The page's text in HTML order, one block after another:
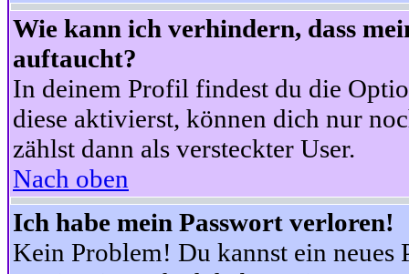
Wie kann ich verhindern, dass
auftaucht?
In deinem Profil findest du die
diese aktivierst, können dich nur
zählst dann als versteckter User.
Nach oben
Ich habe mein Passwort verloren!
Kein Problem! Du kannst ein neues